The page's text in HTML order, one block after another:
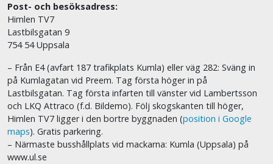
Post- och besöksadress:
Himlen TV7
Lastbilsgatan 9
754 54 Uppsala
– Från E4 (avfart 187 trafikplats Kumla) eller väg 282: Sväng in
på Kumlagatan vid Preem. Tag första höger in på
Lastbilsgatan. Tag första infarten till vänster vid Lambertsson
och LKQ Attraco (f.d. Bildemo). Följ skogskanten till höger,
Himlen TV7 ligger i den bortre byggnaden (position i Google
maps). Gratis parkering.
– Närmaste busshållplats vid mackarna: Kumla (Uppsala) på
www.ul.se